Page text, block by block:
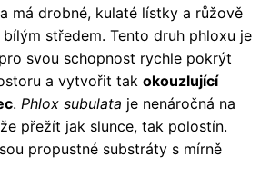
má drobné, kulaté lístky a růžově
středem. Tento druh phloxu je
svou schopnost rychle pokrýt
a vytvořit tak okouzlující
. Phlox subulata je nenáročná na
přežít jak slunce, tak polostín.
propustné substráty s mírně